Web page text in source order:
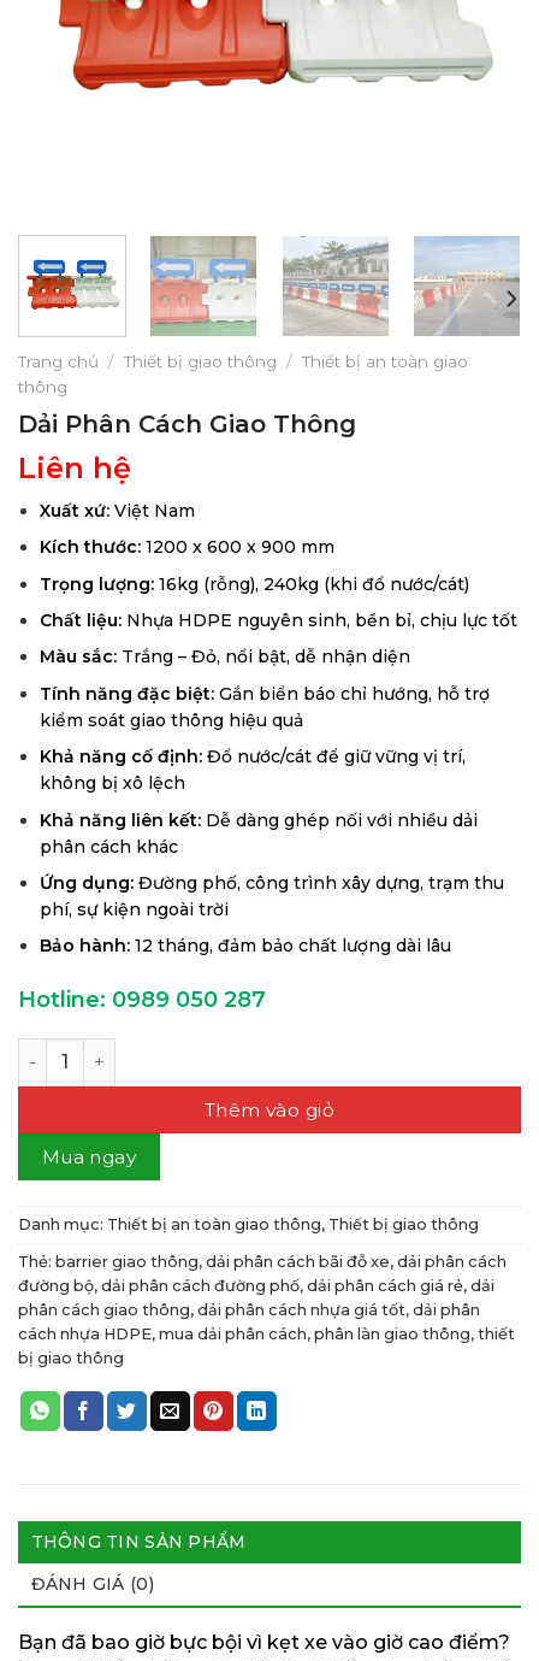
Trang chủ / Thiết bị giao thông / Thiết bị an toàn giao
thông
Dải Phân Cách Giao Thông
Liên hệ
Xuất xứ: Việt Nam
Kích thước: 1200 x 600 x 900 mm
Trọng lượng: 16kg (rỗng), 240kg (khi đổ nước/cát)
Chất liệu: Nhựa HDPE nguyên sinh, bền bỉ, chịu lực tốt
Màu sắc: Trắng – Đỏ, nổi bật, dễ nhận diện
Tính năng đặc biệt: Gắn biển báo chỉ hướng, hỗ trợ
kiểm soát giao thông hiệu quả
Khả năng cố định: Đổ nước/cát để giữ vững vị trí,
không bị xô lệch
Khả năng liên kết: Dễ dàng ghép nối với nhiều dải
phân cách khác
Ứng dụng: Đường phố, công trình xây dựng, trạm thu
phí, sự kiện ngoài trời
Bảo hành: 12 tháng, đảm bảo chất lượng dài lâu
Hotline: 0989 050 287
Dải Phân Cách Giao Thông số lượng
Thêm vào giỏ
Mua ngay
Danh mục: Thiết bị an toàn giao thông, Thiết bị giao thông
Thẻ: barrier giao thông, dải phân cách bãi đỗ xe, dải phân cách
đường bộ, dải phân cách đường phố, dải phân cách giá rẻ, dải
phân cách giao thông, dải phân cách nhựa giá tốt, dải phân
cách nhựa HDPE, mua dải phân cách, phân làn giao thông, thiết
bị giao thông
THÔNG TIN SẢN PHẨM
ĐÁNH GIÁ (0)
Bạn đã bao giờ bực bội vì kẹt xe vào giờ cao điểm?